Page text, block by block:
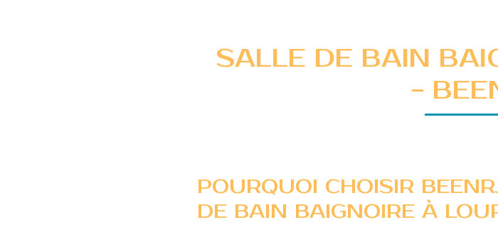
SALLE DE BAIN
-
POURQUOI CHOISIR
DE BAIN BAIGNOIRE À